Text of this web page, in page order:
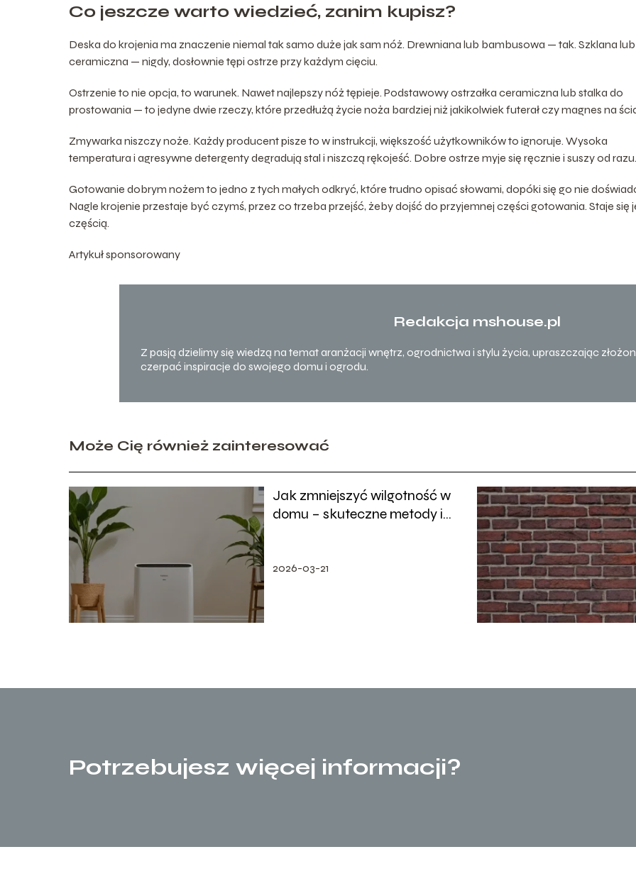
Co jeszcze warto wiedzieć, zanim kupisz?
Deska do krojenia ma znaczenie niemal tak samo duże jak sam nóż. Drewniana lub bambusowa — tak. Szklana lub
ceramiczna — nigdy, dosłownie tępi ostrze przy każdym cięciu.
Ostrzenie to nie opcja, to warunek. Nawet najlepszy nóż tępieje. Podstawowy ostrzałka ceramiczna lub stalka do
prostowania — to jedyne dwie rzeczy, które przedłużą życie noża bardziej niż jakikolwiek futerał czy magnes na
Zmywarka niszczy noże. Każdy producent pisze to w instrukcji, większość użytkowników to ignoruje. Wysoka
temperatura i agresywne detergenty degradują stal i niszczą rękojeść. Dobre ostrze myje się ręcznie i suszy od razu.
Gotowanie dobrym nożem to jedno z tych małych odkryć, które trudno opisać słowami, dopóki się go nie
Nagle krojenie przestaje być czymś, przez co trzeba przejść, żeby dojść do przyjemnej części gotowania. Staje się
częścią.
Artykuł sponsorowany
Redakcja mshouse.pl
Z pasją dzielimy się wiedzą na temat aranżacji wnętrz, ogrodnictwa i stylu życia, upraszczając
czerpać inspiracje do swojego domu i ogrodu.
Może Cię również zainteresować
Jak zmniejszyć wilgotność w
domu – skuteczne metody i
2026-03-21
Potrzebujesz więcej informacji?